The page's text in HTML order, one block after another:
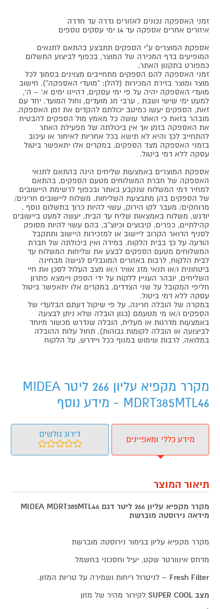
זמני האספקה נכונים לאזורים גדרה עד חדרה
איזורים אחרים אספקה עד 14 ימי עסקים נוספים
אספקת המוצרים ע"י הספקים תתבצע בהתאם לתנאים
המופיעים בדף המכירה של המוצר, בכפוף לביצוע התשלום
כמפורט בתקנון האתר.
זמני האספקה להם הספקים מתחייבים מצוינים בסמוך לכל
מוצר ומוצר בזירת המכירות (להלן: "מועדי האספקה"). חישוב
מועדי האספקה יהיה על פי ימי עסקים, דהיינו ימים א' – ה',
למעט ימי שישי ושבת , ערבי חג מועדים, וחול המועד. יחד עם
זאת, הספקים יעשו כמיטב יכולתם להקדים את זמן האספקה.
מובהר בזאת כי האתר עושה כל מאמץ מול הספקים להבטיח
את האספקה בזמן אך אין ביכולתה של מפעילת האתר
להתחייב לכך והיא לא תישא בכל אחריות לאיחור או עיכוב
בזמני האספקה מצד הספקים. במקרים אלו יתאפשר ביטול
עסקה ללא דמי ביטול.
אספקת המוצרים באמצעות שליחים הינה בהתאם לתנאי
האספקה של חברת המשלוחים מטעם הספקים, בהתאם
למחיר דמי המשלוח שנקבע באתר ובכפוף לרשימת היישובים
של הספקים בהן מתבצעת השליחות. משלוח ליישובים חריגים/
מרוחקים/ מעבר לקו הירוק, עשוי להיות כרוך בתשלום נוסף .
יודגש, משלוח באמצאות שליח עד הבית, יעשה למעט ביישובים
קהילתיים, כפרים, קיבוצים וכיוצ"ב, בהם עשוי להיות מסופק
לסניף הדואר הקרוב ליישוב או למזכירות היישוב ותתקבל
הודעה על כך בבית הלקוח. במידה ואין ביכולתה של חברת
המשלוחים מטעם הספקים לבצע את שליחות המשלוח עד
לבית הלקוח, לרבות באזורים המוגבלים לגישה מבחינה
ביטחונית ו/או תנאי מזג אוויר ו/או מצב העלול לסכן את חיי
השליחים, יובהר העניין ללקוח על ידי הספק ויימצא פתרון
חליפי המקובל על שני הצדדים. במקרים אלו יתאפשר ביטול
עסקה ללא דמי ביטול.
במקרה של הובלה חריגה, על פי שיקול דעתם הבלעדי של
הספקים ו/או מי מטעמם (כגון הובלה שלא ניתן לבצעה
באמצעות מדרגות או מעלית, הובלה שנדרש מכשור מיוחד
לביצועה או הובלה לקומות גבוהות), תחול עלות ההובלה
במלואה, לרבות שימוש במנוף ככל ויידרש, על הלקוח
מקרר מקפיא עליון 266 ליטר MIDEA
MDRT385MTL46 - מידע נוסף
מידע כללי ומאפיינים
דירוג גולשים
תיאור המוצר
מקרר מקפיא עליון 266 ליטר דגם MIDEA MDRT385MTL46
מידאה נירוסטה מוברשת
מקרר מקפיא עליון בגימור נירוסטה מוברשת
מדחס אינוורטר שקט, יעיל וחסכוני בחשמל
Fresh Filter – לניטרול ריחות ושמירה על טריות המזון.
מצב SUPER COOL
לקירור מהיר של מזון